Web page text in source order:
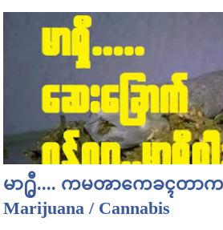
မာ႐ွီ.... ကမၻာကေခၚတာက
Marijuana / Cannabis